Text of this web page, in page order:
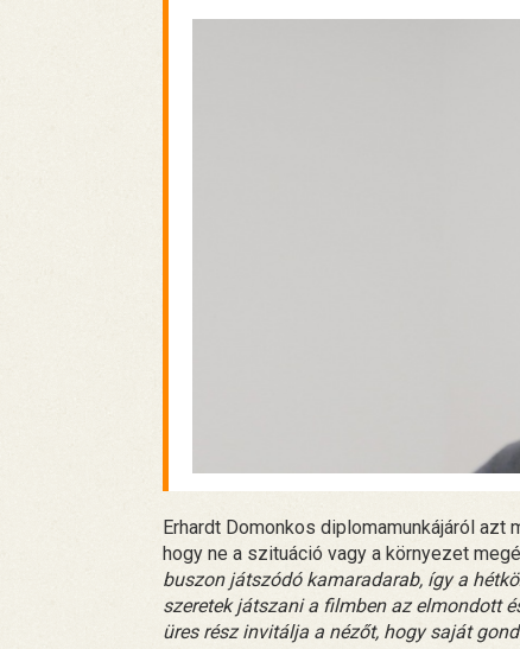
Erhardt Domonkos diplomamunkájáról
hogy ne a szituáció vagy a környezet
buszon játszódó kamaradarab, így a
szeretek játszani a filmben az elmondott
üres rész invitálja a nézőt, hogy saját